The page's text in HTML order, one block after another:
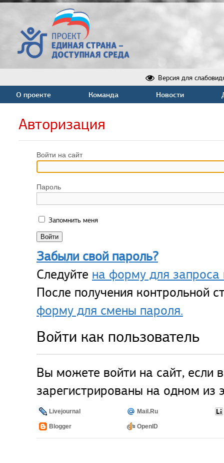
Версия для
О проекте Команда Новости
Авторизация
Войти на сайт
Пароль
Запомнить меня
Забыли свой пароль?
Следуйте на форму для запроса
После получения контрольной
форму для смены пароля.
Войти как пользователь
Вы можете войти на сайт, если
зарегистрированы на одном из
Livejournal Mail.Ru
Blogger OpenID